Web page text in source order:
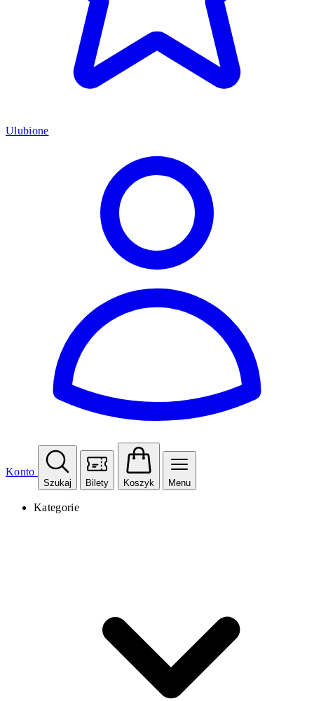
Ulubione
Konto
Szukaj Bilety Koszyk Menu
Kategorie